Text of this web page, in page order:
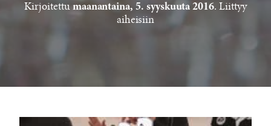
Kirjoitettu maanantaina, 5. syyskuuta 2016. Liittyy
aiheisiin